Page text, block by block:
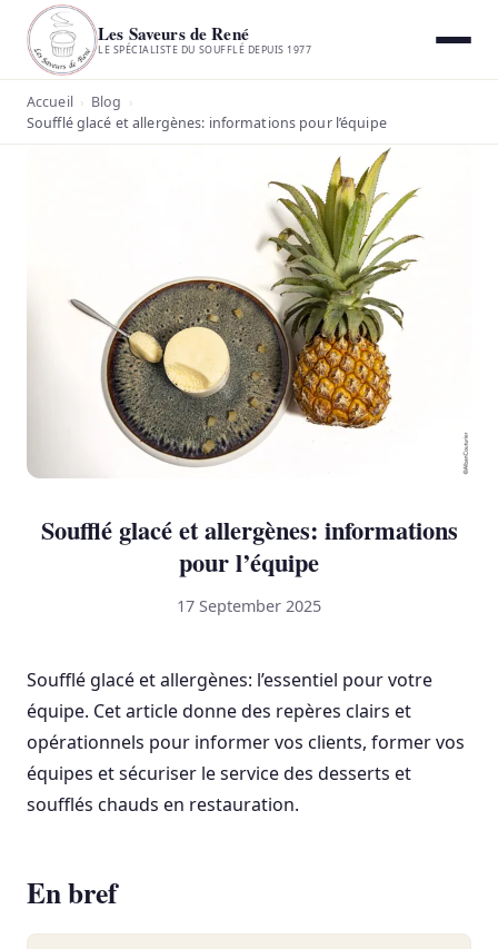
Les Saveurs de René
LE SPÉCIALISTE DU SOUFFLÉ DEPUIS 1977
Accueil › Blog ›
Soufflé glacé et allergènes: informations pour l’équipe
Soufflé glacé et allergènes: informations
pour l’équipe
17 September 2025
Soufflé glacé et allergènes: l’essentiel pour votre
équipe. Cet article donne des repères clairs et
opérationnels pour informer vos clients, former vos
équipes et sécuriser le service des desserts et
soufflés chauds en restauration.
En bref